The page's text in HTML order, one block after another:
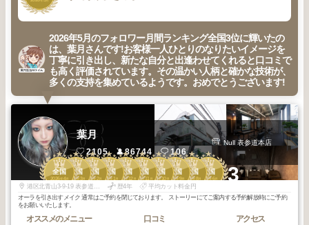
2026年5月のフォロワー月間ランキング全国3位に輝いたの
は、葉月さんです!お客様一人ひとりのなりたいイメージを
丁寧に引き出し、新たな自分と出逢わせてくれると口コミで
も高く評価されています。その温かい人柄と確かな技術が、
多くの支持を集めているようです。おめでとうございます!
1
全国
2026年 4月
1
全国
2026年 3月
1
全国
2026年 2月
1
全国
2026年 1 月
1
全国
2025年12月
1
全国
2025年11 月
1
全国
2025年10月
1
全国
2025年 9月
1
全国
2025年 8月
1
全国
2025年 6月+3
葉月
2105 86744 106
Null 表参道本店
港区北青山3-9-19 表参道391annex 3F 歴4年
平均カット料金円
オーラを引き出すメイク 通常はご予約を閉じております。 ストーリーにてご案内する予約解放時にご予約
をお願いいたします。
オススメのメニュー 口コミ アクセス